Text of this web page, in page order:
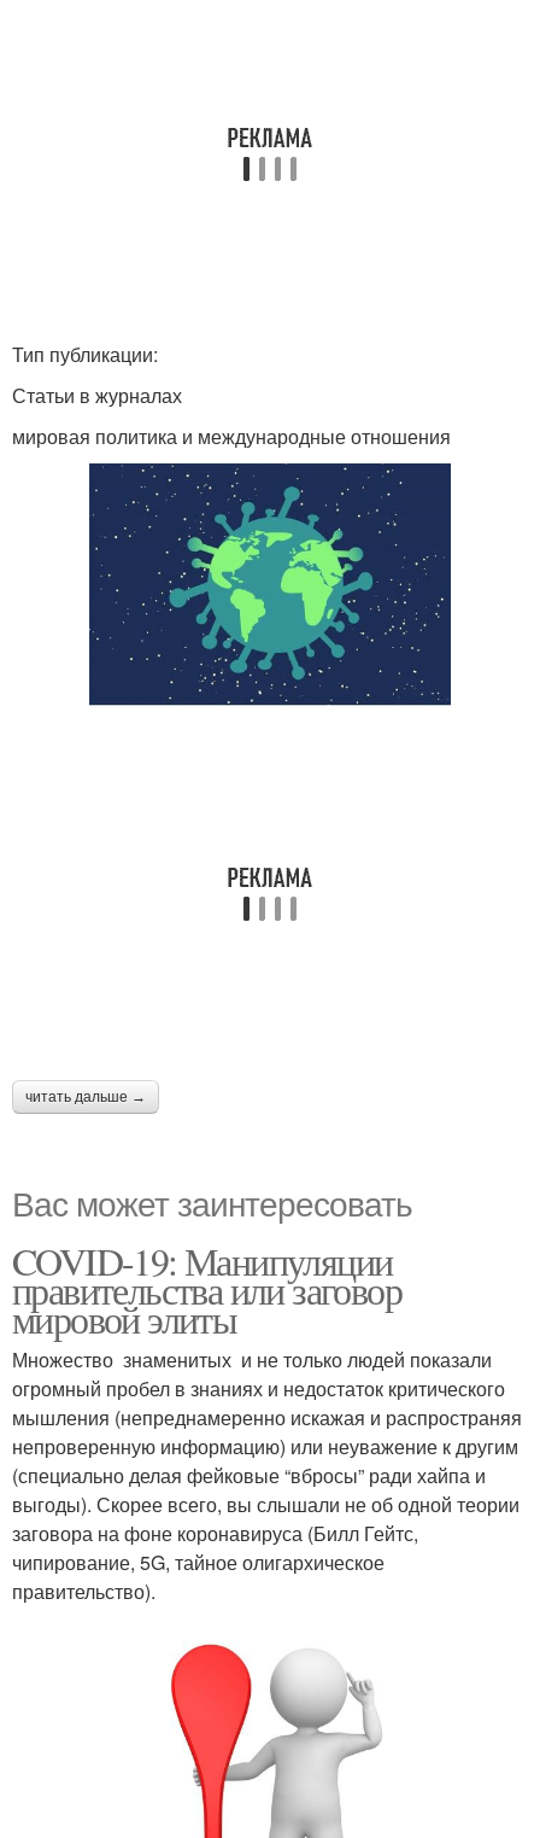
Тип публикации:
Статьи в журналах
мировая политика и международные отношения
читать дальше →
Вас может заинтересовать
COVID-19: Манипуляции
правительства или заговор
мировой элиты
Множество знаменитых и не только людей показали
огромный пробел в знаниях и недостаток критического
мышления (непреднамеренно искажая и распространяя
непроверенную информацию) или неуважение к другим
(специально делая фейковые “вбросы” ради хайпа и
выгоды). Скорее всего, вы слышали не об одной теории
заговора на фоне коронавируса (Билл Гейтс,
чипирование, 5G, тайное олигархическое
правительство).